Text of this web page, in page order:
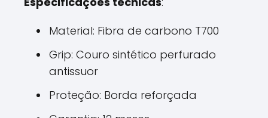
Material: Fibra de carbono T700
Grip: Couro sintético perfurado
antissuor
Proteção: Borda reforçada